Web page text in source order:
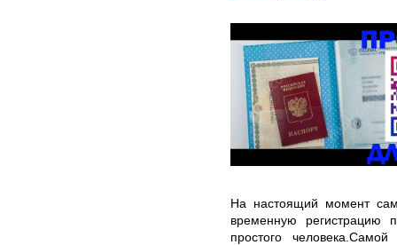
На настоящий момент
временную регистрацию
простого